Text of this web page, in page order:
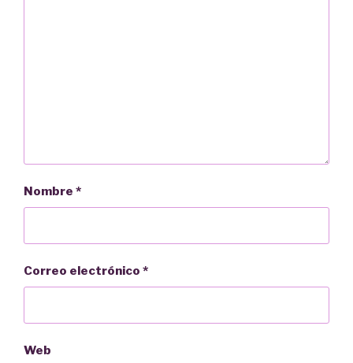
Nombre *
Correo electrónico *
Web